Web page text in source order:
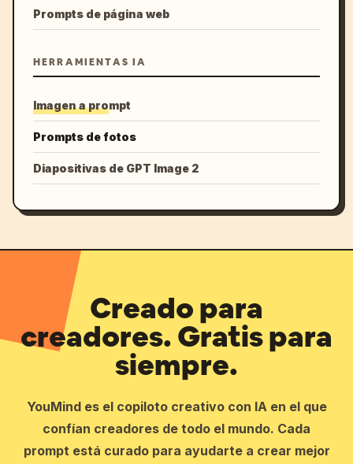
Prompts de página web
HERRAMIENTAS IA
Imagen a prompt
Prompts de fotos
Diapositivas de GPT Image 2
Creado para
creadores. Gratis para
siempre.
YouMind es el copiloto creativo con IA en el que
confían creadores de todo el mundo. Cada
prompt está curado para ayudarte a crear mejor